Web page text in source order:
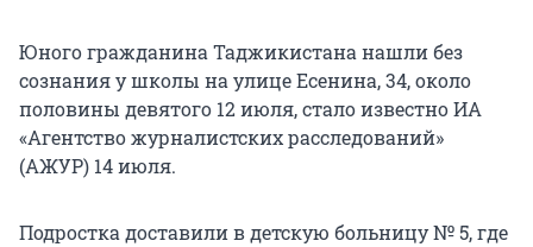
Юного гражданина Таджикистана нашли без
сознания у школы на улице Есенина, 34, около
половины девятого 12 июля, стало известно ИА
«Агентство журналистских расследований»
(АЖУР) 14 июля.
Подростка доставили в детскую больницу № 5, где